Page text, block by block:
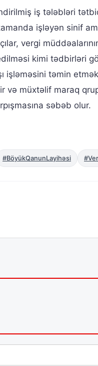
iş tələbləri
işləyən sinif
vergi
kimi tədbirləri
işləməsini təmin
və müxtəlif maraq
səbəb olur.
#BöyükQanunLayihəsi